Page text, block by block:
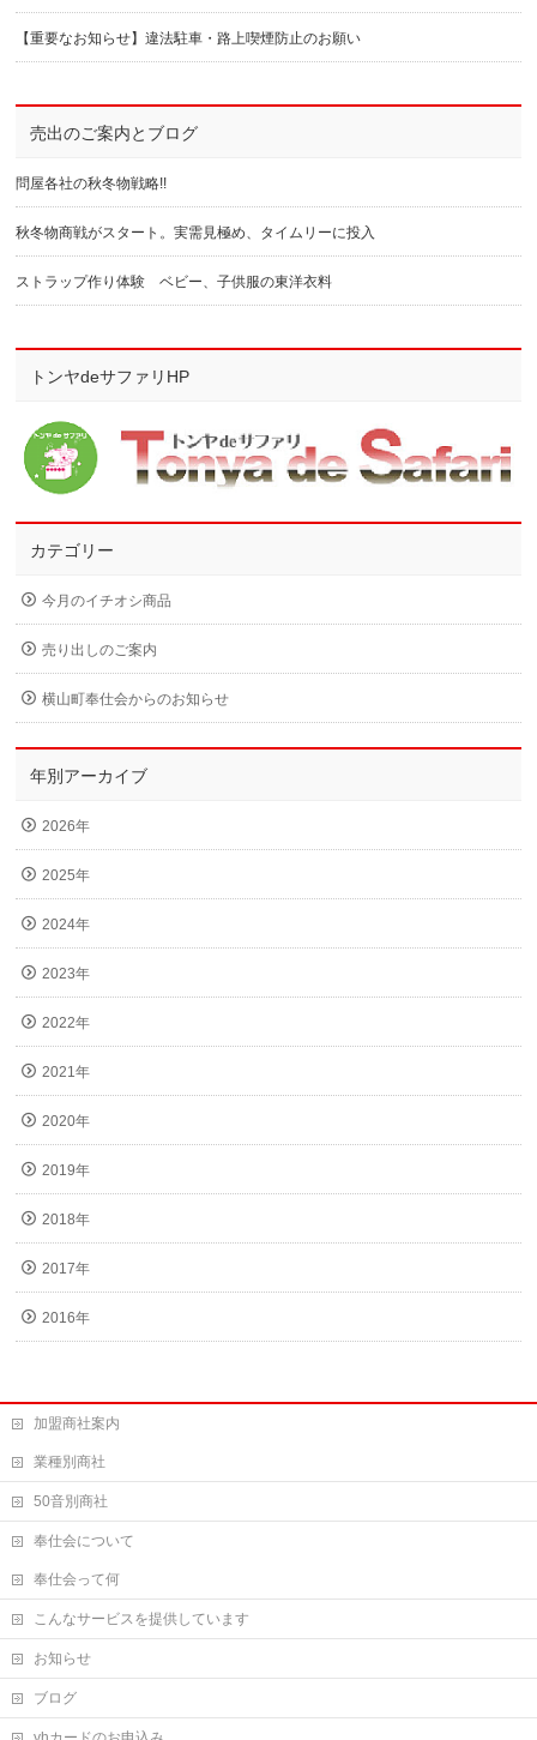
【重要なお知らせ】違法駐車・路上喫煙防止のお願い
売出のご案内とブログ
問屋各社の秋冬物戦略!!
秋冬物商戦がスタート。実需見極め、タイムリーに投入
ストラップ作り体験 ベビー、子供服の東洋衣料
トンヤdeサファリHP
カテゴリー
今月のイチオシ商品
売り出しのご案内
横山町奉仕会からのお知らせ
年別アーカイブ
2026年
2025年
2024年
2023年
2022年
2021年
2020年
2019年
2018年
2017年
2016年
加盟商社案内
業種別商社
50音別商社
奉仕会について
奉仕会って何
こんなサービスを提供しています
お知らせ
ブログ